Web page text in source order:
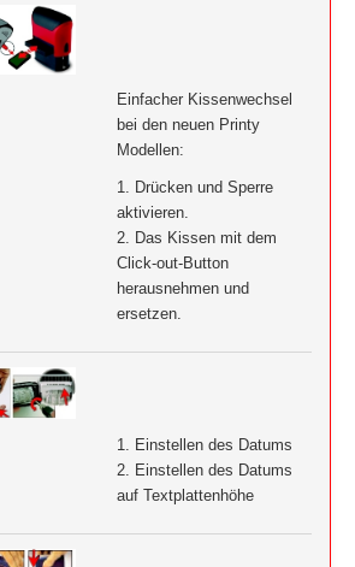
Einfacher Kissenwechsel
bei den neuen Printy
Modellen:
1. Drücken und Sperre
aktivieren.
2. Das Kissen mit dem
Click-out-Button
herausnehmen und
ersetzen.
1. Einstellen des Datums
2. Einstellen des Datums
auf Textplattenhöhe